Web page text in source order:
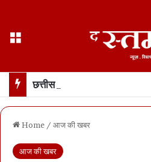
Home / आज की खबर
आज की खबर